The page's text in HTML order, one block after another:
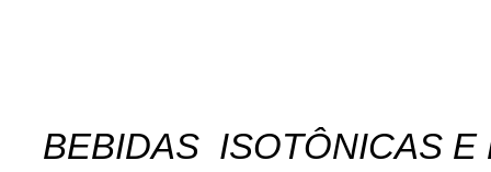
BEBIDAS ISOTÔNICAS E